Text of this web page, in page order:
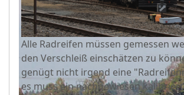
Alle Radreifen müssen gemessen
den Verschleiß einschätzen zu
genügt nicht irgend eine
es muss ein nachgewiesen